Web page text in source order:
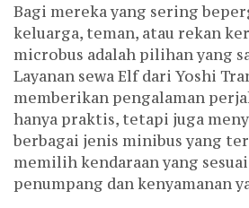
Bagi mereka yang sering
keluarga, teman, atau rekan
microbus adalah pilihan yang
Layanan sewa Elf dari Yoshi
memberikan pengalaman
hanya praktis, tetapi juga
berbagai jenis minibus yang
memilih kendaraan yang
penumpang dan kenyamanan